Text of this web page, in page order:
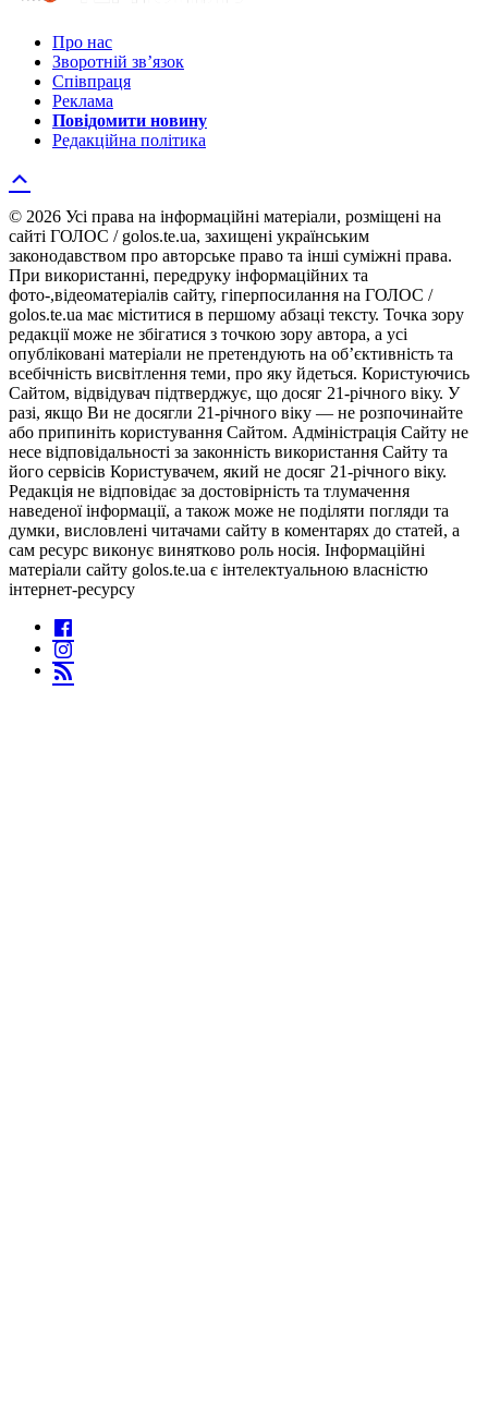
Про нас
Зворотній зв’язок
Співпраця
Реклама
Повідомити новину
Редакційна політика
© 2026 Усі права на інформаційні матеріали, розміщені на
сайті ГОЛОС / golos.te.ua, захищені українським
законодавством про авторське право та інші суміжні права.
При використанні, передруку інформаційних та
фото-,відеоматеріалів сайту, гіперпосилання на ГОЛОС /
golos.te.ua має міститися в першому абзаці тексту. Точка зору
редакції може не збігатися з точкою зору автора, а усі
опубліковані матеріали не претендують на об’єктивність та
всебічність висвітлення теми, про яку йдеться. Користуючись
Сайтом, відвідувач підтверджує, що досяг 21-річного віку. У
разі, якщо Ви не досягли 21-річного віку — не розпочинайте
або припиніть користування Сайтом. Адміністрація Сайту не
несе відповідальності за законність використання Сайту та
його сервісів Користувачем, який не досяг 21-річного віку.
Редакція не відповідає за достовірність та тлумачення
наведеної інформації, а також може не поділяти погляди та
думки, висловлені читачами сайту в коментарях до статей, а
сам ресурс виконує винятково роль носія. Інформаційні
матеріали сайту golos.te.ua є інтелектуальною власністю
інтернет-ресурсу